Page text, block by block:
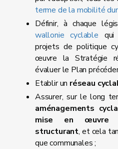
terme de la mobilité
Définir, à chaque
wallonie cyclable
projets de politique
œuvre la Stratégie
évaluer le Plan
Etablir un réseau
Assurer, sur le long
aménagements
mise en œuvre
structurant, et cela
que communales ;